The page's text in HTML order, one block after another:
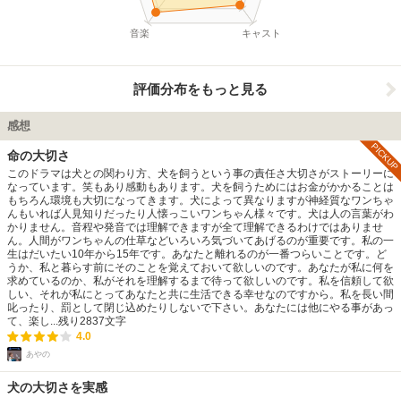
キャスト
音楽
評価分布をもっと見る
感想
命の大切さ
このドラマは犬との関わり方、犬を飼うという事の責任さ大切さがストーリーに
なっています。笑もあり感動もあります。犬を飼うためにはお金がかかることは
もちろん環境も大切になってきます。犬によって異なりますが神経質なワンちゃ
んもいれば人見知りだったり人懐っこいワンちゃん様々です。犬は人の言葉がわ
かりません。音程や発音では理解できますが全て理解できるわけではありませ
ん。人間がワンちゃんの仕草などいろいろ気づいてあげるのが重要です。私の一
生はだいたい10年から15年です。あなたと離れるのが一番つらいことです。ど
うか、私と暮らす前にそのことを覚えておいて欲しいのです。あなたが私に何を
求めているのか、私がそれを理解するまで待って欲しいのです。私を信頼して欲
しい、それが私にとってあなたと共に生活できる幸せなのですから。私を長い間
叱ったり、罰として閉じ込めたりしないで下さい。あなたには他にやる事があっ
て、楽し...残り 2837文字
4.0
あやの
PICKUP
犬の大切さを実感